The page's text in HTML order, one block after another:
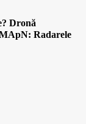
Dronă
Radarele